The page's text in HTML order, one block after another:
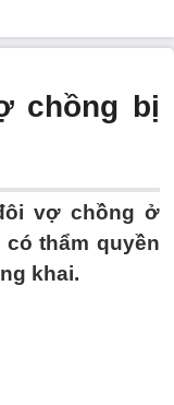
chồng bị
vợ chồng ở
thẩm quyền
khai.